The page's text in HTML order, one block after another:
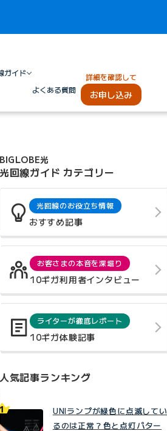
ガイド
よくある質問
詳細を確認して
お申し込み
BIGLOBE光
光回線ガイド カテゴリー
光回線のお役立ち情報
おすすめ記事
お客さまの本音を深堀り
10ギガ利用者インタビュー
ライターが徹底レポート
10ギガ体験記事
気記事ランキング
UNIランプが緑色に点滅してい
るのは正常？色と点灯パター